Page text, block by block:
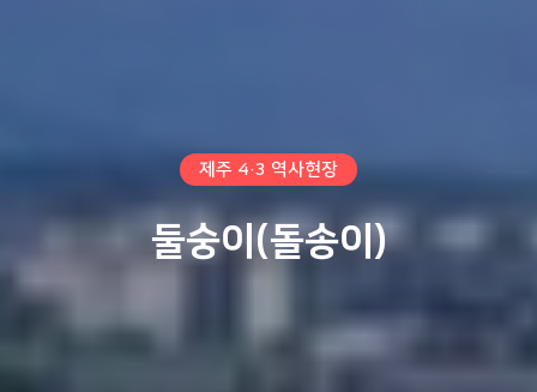
제주 4·3 역사현장
둘숭이(돌송이)